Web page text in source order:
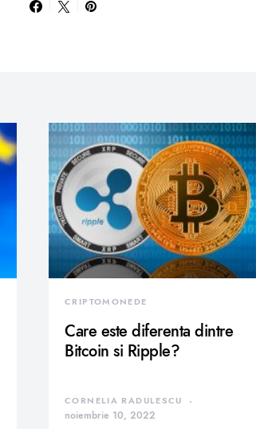
CRIPTOMONEDE
Care este diferenta dintre
Bitcoin si Ripple?
CORNELIA RADULESCU
noiembrie 10, 2022